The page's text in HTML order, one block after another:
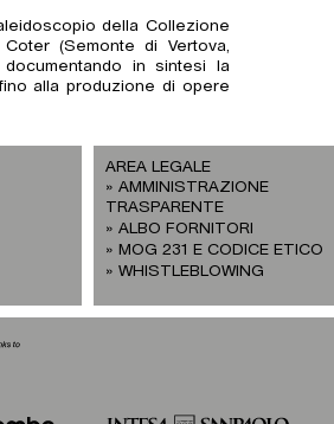
della Collezione
(Semonte di Vertova,
in sintesi la
alla produzione di opere
AREA LEGALE
AMMINISTRAZIONE
TRASPARENTE
ALBO FORNITORI
MOG 231 E CODICE ETICO
WHISTLEBLOWING